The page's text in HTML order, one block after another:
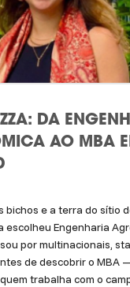
DA
AO MBA
bichos e a terra do sítio
escolheu Engenharia
por multinacionais,
de descobrir o MBA
trabalha com o